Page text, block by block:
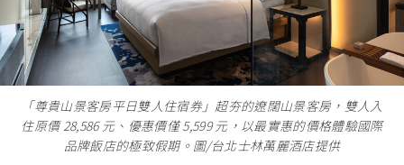
「尊貴山景客房平日雙人住宿券」超夯的遼闊山景客房，雙人入
住原價 28,586 元、優惠價僅 5,599 元，以最實惠的價格體驗國際
品牌飯店的極致假期。圖/台北士林萬麗酒店提供